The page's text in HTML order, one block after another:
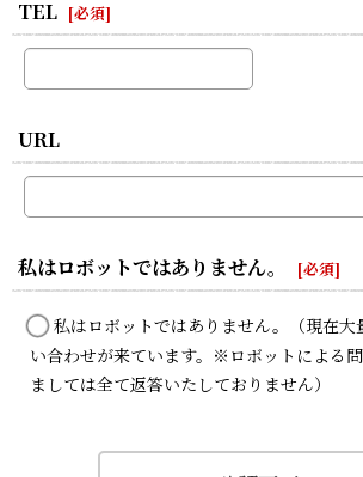
TEL [必須]
URL
私はロボットではありません。 [必須]
私はロボットではありません。（現在大
い合わせが来ています。※ロボットによる
ましては全て返答いたしておりません）